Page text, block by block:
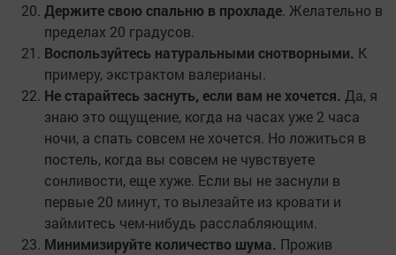
Держите свою спальню в прохладе. Желательно в
пределах 20 градусов.
Воспользуйтесь натуральными снотворными. К
примеру, экстрактом валерианы.
Не старайтесь заснуть, если вам не хочется. Да, я
знаю это ощущение, когда на часах уже 2 часа
ночи, а спать совсем не хочется. Но ложиться в
постель, когда вы совсем не чувствуете
сонливости, еще хуже. Если вы не заснули в
первые 20 минут, то вылезайте из кровати и
займитесь чем-нибудь расслабляющим.
Минимизируйте количество шума. Прожив